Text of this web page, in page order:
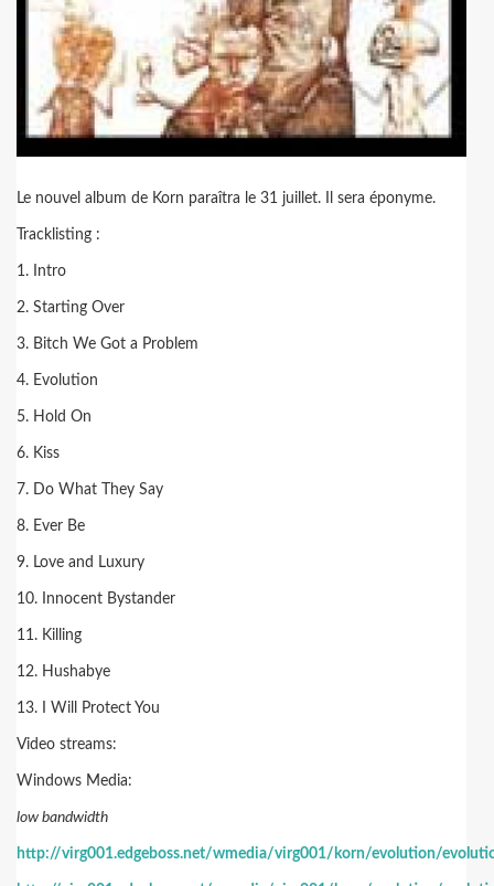
Le nouvel album de Korn paraîtra le 31 juillet. Il sera éponyme.
Tracklisting :
1. Intro
2. Starting Over
3. Bitch We Got a Problem
4. Evolution
5. Hold On
6. Kiss
7. Do What They Say
8. Ever Be
9. Love and Luxury
10. Innocent Bystander
11. Killing
12. Hushabye
13. I Will Protect You
Video streams:
Windows Media:
low bandwidth
http://virg001.edgeboss.net/wmedia/virg001/korn/evolution/